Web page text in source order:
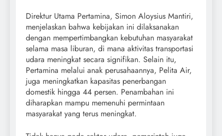
Direktur Utama Pertamina, Simon Aloysius Mantiri,
menjelaskan bahwa kebijakan ini dilaksanakan
dengan mempertimbangkan kebutuhan masyarakat
selama masa liburan, di mana aktivitas transportasi
udara meningkat secara signifikan. Selain itu,
Pertamina melalui anak perusahaannya, Pelita Air,
juga meningkatkan kapasitas penerbangan
domestik hingga 44 persen. Penambahan ini
diharapkan mampu memenuhi permintaan
masyarakat yang terus meningkat.